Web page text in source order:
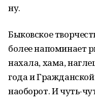
ну.
Быковское
более напоминает
нахала, хама,
года и
наоборот. И чуть-